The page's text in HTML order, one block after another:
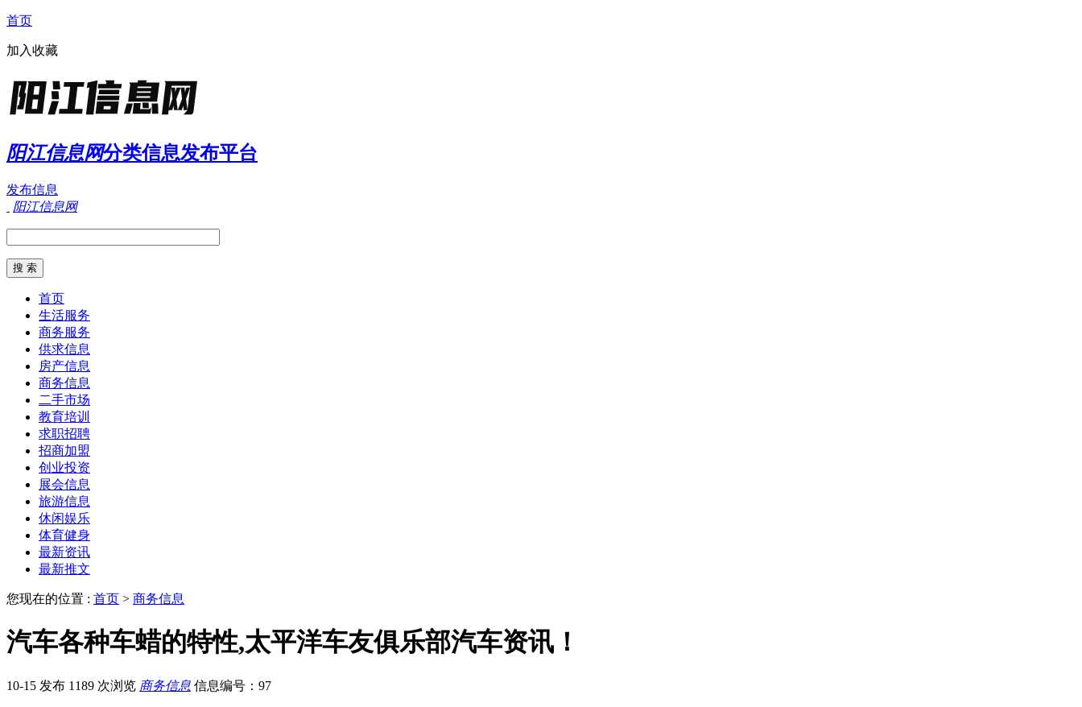
首页
加入收藏
阳江信息网分类信息发布平台
发布信息
阳江信息网
首页
生活服务
商务服务
供求信息
房产信息
商务信息
二手市场
教育培训
求职招聘
招商加盟
创业投资
展会信息
旅游信息
休闲娱乐
体育健身
最新资讯
最新推文
您现在的位置 : 首页 > 商务信息
汽车各种车蜡的特性,太平洋车友俱乐部汽车资讯！
10-15 发布 1189 次浏览 商务信息 信息编号：97